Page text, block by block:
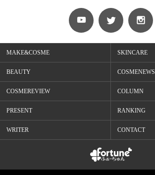
MAKE&COSME SKINCARE
BEAUTY COSMENEWS
COSMEREVIEW COLUMN
PRESENT RANKING
WRITER CONTACT